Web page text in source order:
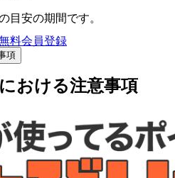
目安の期間です。
料会員登録
項
おける注意事項